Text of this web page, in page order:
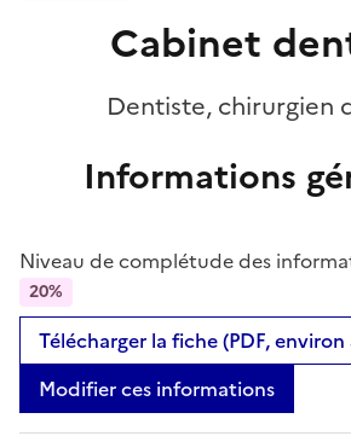
Cabinet
Dentiste, chirurgien
Informations
Niveau de complétude des
20%
Télécharger la fiche (PDF,
Modifier ces informations